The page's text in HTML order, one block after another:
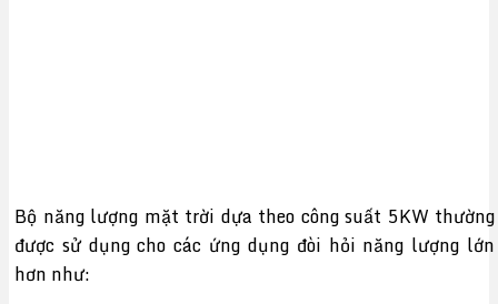
Bộ năng lượng mặt trời dựa theo công suất 5KW thường
được sử dụng cho các ứng dụng đòi hỏi năng lượng lớn
hơn như: